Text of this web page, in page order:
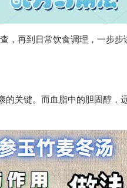
，再到日常饮食调理，一步
的关键。而血脂中的胆固醇